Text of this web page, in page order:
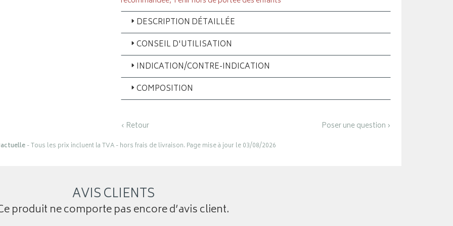
DESCRIPTION DÉTAILLÉE
CONSEIL D'UTILISATION
INDICATION/CONTRE-INDICATION
COMPOSITION
‹ Retour Poser une question ›
- Tous les prix incluent la TVA - hors frais de livraison. Page mise à jour le 03/08/2026
AVIS CLIENTS
produit ne comporte pas encore d’avis client.